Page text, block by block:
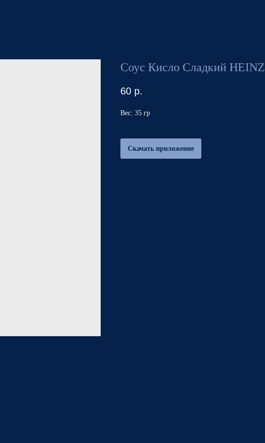
Соус Кисло Сладкий HEINZ
60 р.
Вес: 35 гр
Скачать приложение